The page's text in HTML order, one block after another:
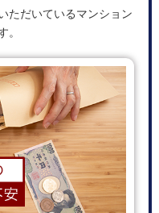
ただいているマンション
。